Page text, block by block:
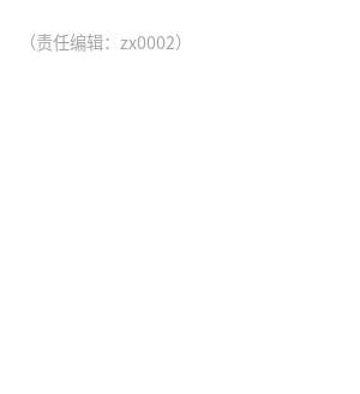
（责任编辑：zx0002）